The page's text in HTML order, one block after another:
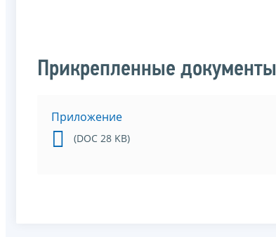
Прикрепленные документы
Приложение
(DOC 28 KB)